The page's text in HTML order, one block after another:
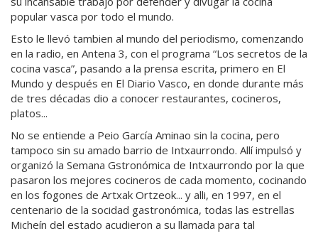
popular vasca por todo el mundo.
Esto le llevó tambien al mundo del periodismo, comenzando
en la radio, en Antena 3, con el programa “Los secretos de la
cocina vasca”, pasando a la prensa escrita, primero en El
Mundo y después en El Diario Vasco, en donde durante más
de tres décadas dio a conocer restaurantes, cocineros,
platos...
No se entiende a Peio García Aminao sin la cocina, pero
tampoco sin su amado barrio de Intxaurrondo. Allí impulsó y
organizó la Semana Gstronómica de Intxaurrondo por la que
pasaron los mejores cocineros de cada momento, cocinando
en los fogones de Artxak Ortzeok... y alli, en 1997, en el
centenario de la socidad gastronómica, todas las estrellas
Micheín del estado acudieron a su llamada para tal